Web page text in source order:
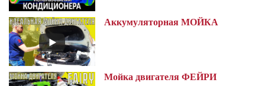
Аккумуляторная МОЙКА
Мойка двигателя ФЕЙРИ